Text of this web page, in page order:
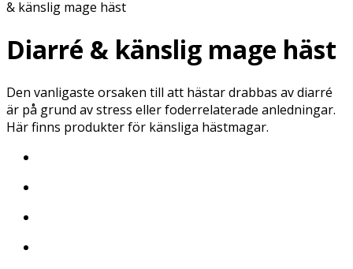
& känslig mage häst
Diarré & känslig mage häst
Den vanligaste orsaken till att hästar drabbas av diarré
är på grund av stress eller foderrelaterade anledningar.
Här finns produkter för känsliga hästmagar.